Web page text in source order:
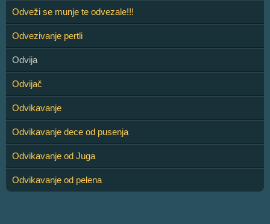
Odveži se munje te odvezale!!!
Odvezivanje pertli
Odvija
Odvijač
Odvikavanje
Odvikavanje dece od pusenja
Odvikavanje od Juga
Odvikavanje od pelena